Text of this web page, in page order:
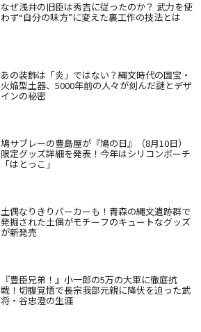
なぜ浅井の旧臣は秀吉に従ったのか？ 武力を使
わず“自分の味方”に変えた裏工作の技法とは
あの装飾は「炎」ではない？縄文時代の国宝・
火焔型土器、5000年前の人々が刻んだ謎とデザ
インの秘密
鳩サブレーの豊島屋が『鳩の日』（8月10日）
限定グッズ詳細を発表！今年はシリコンポーチ
「はとっこ」
土偶なりきりパーカーも！青森の縄文遺跡群で
発掘された土偶がモチーフのキュートなグッズ
が新発売
『豊臣兄弟！』小一郎の5万の大軍に徹底抗
戦！切腹覚悟で長宗我部元親に降伏を迫った武
将・谷忠澄の生涯